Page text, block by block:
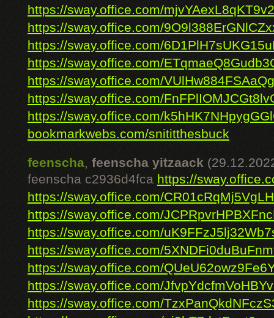
https://sway.office.com/
https://sway.office.com/
https://sway.office.com/
https://sway.office.com/
https://sway.office.com/
https://sway.office.com/
https://sway.office.com/
bookmarkwebs.com/snititthesbuck
feenscha, feenscha yitzaack
feenscha c2936d4fca https://
https://sway.office.com/
https://sway.office.com/
https://sway.office.com/
https://sway.office.com/
https://sway.office.com/
https://sway.office.com/
https://sway.office.com/